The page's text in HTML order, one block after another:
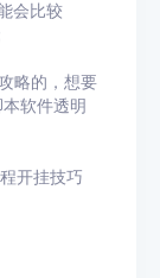
会比较
略的，想要
软件透明
开挂技巧